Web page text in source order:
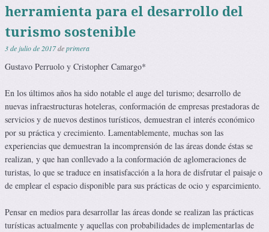
herramienta para el desarrollo del
turismo sostenible
3 de julio de 2017deprimera
Gustavo Perruolo y Cristopher Camargo*
En los últimos años ha sido notable el auge del turismo; desarrollo de
nuevas infraestructuras hoteleras, conformación de empresas prestadoras de
servicios y de nuevos destinos turísticos, demuestran el interés económico
por su práctica y crecimiento. Lamentablemente, muchas son las
experiencias que demuestran la incomprensión de las áreas donde éstas se
realizan, y que han conllevado a la conformación de aglomeraciones de
turistas, lo que se traduce en insatisfacción a la hora de disfrutar el paisaje o
de emplear el espacio disponible para sus prácticas de ocio y esparcimiento.
Pensar en medios para desarrollar las áreas donde se realizan las prácticas
turísticas actualmente y aquellas con probabilidades de implementarlas de